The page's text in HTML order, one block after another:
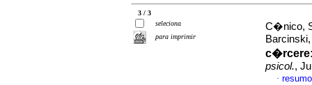
3 / 3
seleciona
para imprimir
C�nico,
psicol.,
·